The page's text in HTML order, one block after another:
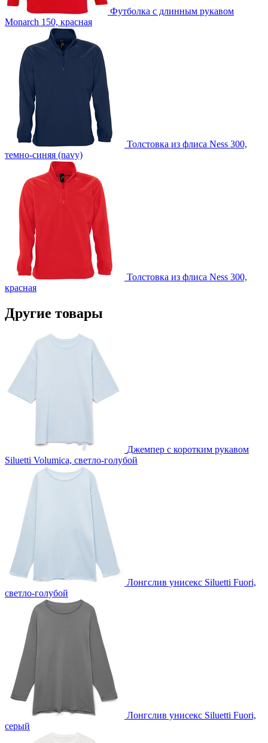
Футболка с длинным рукавом
Monarch 150, красная
Толстовка из флиса Ness 300,
темно-синяя (navy)
Толстовка из флиса Ness 300,
красная
Другие товары
Джемпер с коротким рукавом
Siluetti Volumica, светло-голубой
Лонгслив унисекс Siluetti Fuori,
светло-голубой
Лонгслив унисекс Siluetti Fuori,
серый